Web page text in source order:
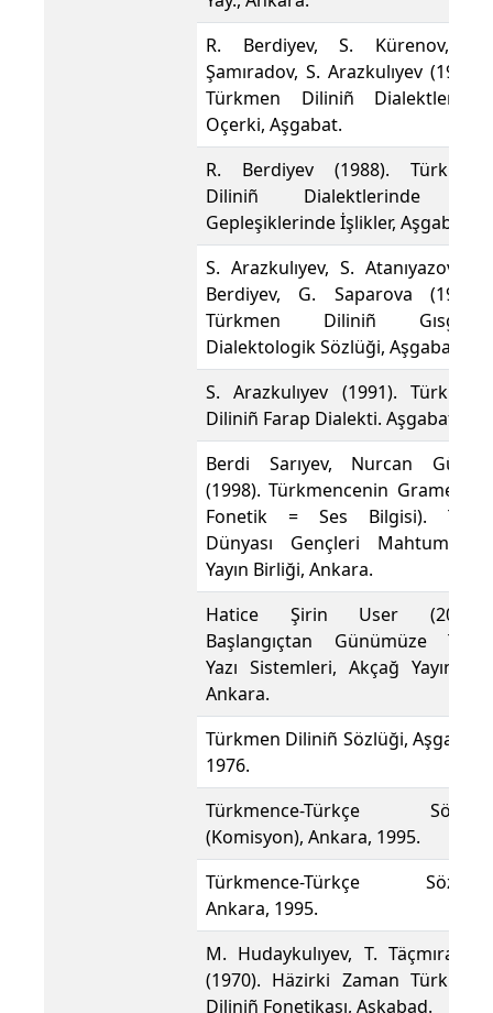
R. Berdiyev, S. Kürenov, K.
Şamıradov, S. Arazkulıyev (1970).
Türkmen Diliniñ Dialektleriniñ
Oçerki, Aşgabat.
R. Berdiyev (1988). Türkmen
Diliniñ Dialektlerinde Ve
Gepleşiklerinde İşlikler, Aşgabat.
S. Arazkulıyev, S. Atanıyazov, R.
Berdiyev, G. Saparova (1977).
Türkmen Diliniñ Gısgaça
Dialektologik Sözlüği, Aşgabat.
S. Arazkulıyev (1991). Türkmen
Diliniñ Farap Dialekti. Aşgabat.
Berdi Sarıyev, Nurcan Güder
(1998). Türkmencenin Grameri (I
Fonetik = Ses Bilgisi). Türk
Dünyası Gençleri Mahtumkulu
Yayın Birliği, Ankara.
Hatice Şirin User (2006).
Başlangıçtan Günümüze Türk
Yazı Sistemleri, Akçağ Yayınları,
Ankara.
Türkmen Diliniñ Sözlüği, Aşgabat,
1976.
Türkmence-Türkçe Sözlük
(Komisyon), Ankara, 1995.
Türkmence-Türkçe Sözlük,
Ankara, 1995.
M. Hudaykulıyev, T. Täçmıradov
(1970). Häzirki Zaman Türkmen
Diliniñ Fonetikası, Aşkabad.